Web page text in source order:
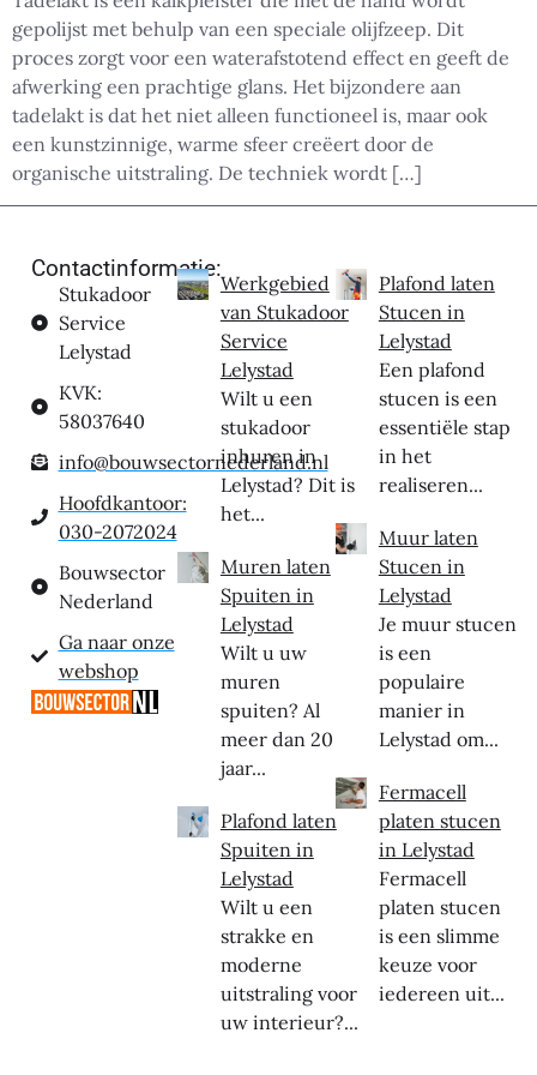
gepolijst met behulp van een speciale olijfzeep. Dit
proces zorgt voor een waterafstotend effect en geeft de
afwerking een prachtige glans. Het bijzondere aan
tadelakt is dat het niet alleen functioneel is, maar ook
een kunstzinnige, warme sfeer creëert door de
organische uitstraling. De techniek wordt […]
Contactinformatie:
Stukadoor
Service
Lelystad
KVK:
58037640
info@bouwsectornederland.nl
Hoofdkantoor:
030-2072024
Bouwsector
Nederland
Ga naar onze
webshop
Werkgebied
van Stukadoor
Service
Lelystad
Wilt u een
stukadoor
inhuren in
Lelystad? Dit is
het...
Muren laten
Spuiten in
Lelystad
Wilt u uw
muren
spuiten? Al
meer dan 20
jaar...
Plafond laten
Spuiten in
Lelystad
Wilt u een
strakke en
moderne
uitstraling voor
uw interieur?...
Plafond laten
Stucen in
Lelystad
Een plafond
stucen is een
essentiële stap
in het
realiseren...
Muur laten
Stucen in
Lelystad
Je muur stucen
is een
populaire
manier in
Lelystad om...
Fermacell
platen stucen
in Lelystad
Fermacell
platen stucen
is een slimme
keuze voor
iedereen uit...